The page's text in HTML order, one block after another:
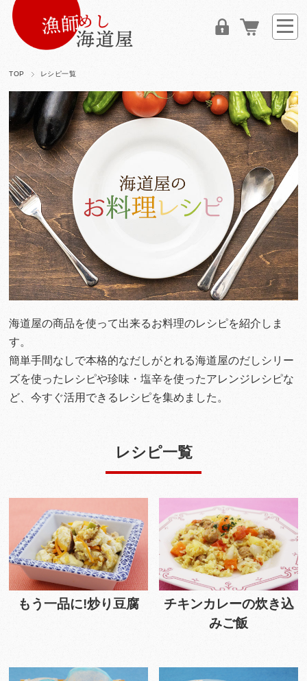
TOP レシピ一覧
海道屋の商品を使って出来るお料理のレシピを紹介しま
す。
簡単手間なしで本格的なだしがとれる海道屋のだしシリー
ズを使ったレシピや珍味・塩辛を使ったアレンジレシピな
ど、今すぐ活用できるレシピを集めました。
レシピ一覧
もう一品に!炒り豆腐
チキンカレーの炊き込
みご飯